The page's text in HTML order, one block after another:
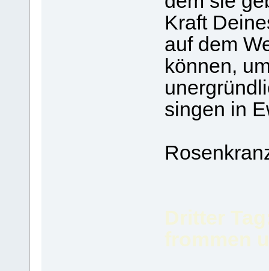
Kraft
auf dem
können,
singen in
Dritter
frommen